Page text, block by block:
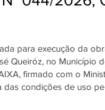
para execução da
Queiróz, no Município
firmado com o
das condições de uso